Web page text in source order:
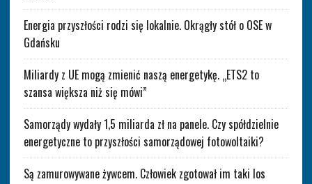
Energia przyszłości rodzi się lokalnie. Okrągły stół o OSE w
Gdańsku
Miliardy z UE mogą zmienić naszą energetykę. „ETS2 to
szansa większa niż się mówi”
Samorządy wydały 1,5 miliarda zł na panele. Czy spółdzielnie
energetyczne to przyszłości samorządowej fotowoltaiki?
Są zamurowywane żywcem. Człowiek zgotował im taki los